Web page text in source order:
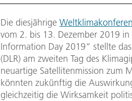
Die diesjährige
vom 2. bis 13. Dezember 2019
Information Day 2019“ stellte
(DLR) am zweiten Tag des
neuartige Satellitenmission zum
könnten zukünftig die
gleichzeitig die Wirksamkeit